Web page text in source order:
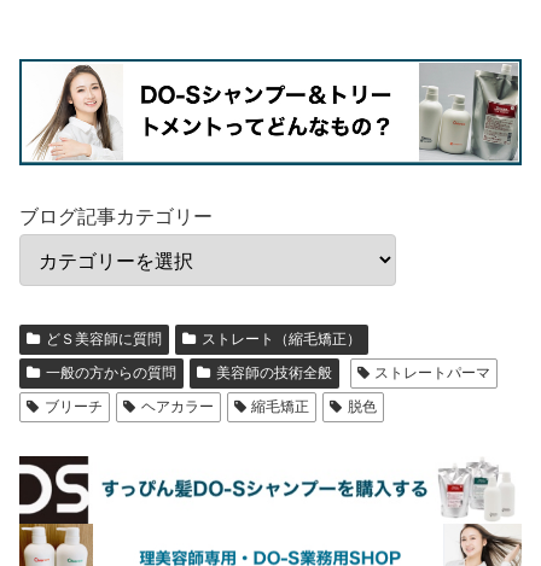
ブログ記事カテゴリー
どＳ美容師に質問
ストレート（縮毛矯正）
一般の方からの質問
美容師の技術全般
ストレートパーマ
ブリーチ
ヘアカラー 縮毛矯正 脱色